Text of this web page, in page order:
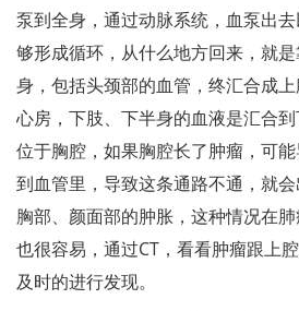
泵到全身，通过动脉系统，血泵出
够形成循环，从什么地方回来，就
身，包括头颈部的血管，终汇合成
心房，下肢、下半身的血液是汇合
位于胸腔，如果胸腔长了肿瘤，可
到血管里，导致这条通路不通，就
胸部、颜面部的肿胀，这种情况在
也很容易，通过CT，看看肿瘤跟上
及时的进行发现。